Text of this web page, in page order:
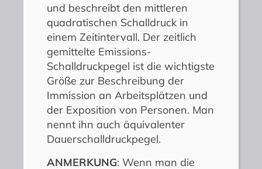
und beschreibt den mittleren
quadratischen Schalldruck in
einem Zeitintervall. Der zeitlich
gemittelte Emissions-
Schalldruckpegel ist die wichtigste
Größe zur Beschreibung der
Immission an Arbeitsplätzen und
der Exposition von Personen. Man
nennt ihn auch äquivalenter
Dauerschalldruckpegel.
ANMERKUNG: Wenn man die